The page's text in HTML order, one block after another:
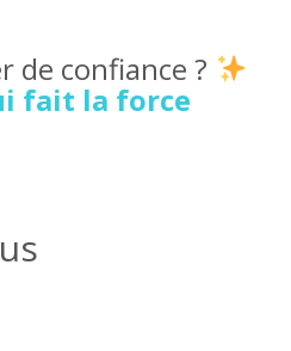
de confiance ?
fait la force